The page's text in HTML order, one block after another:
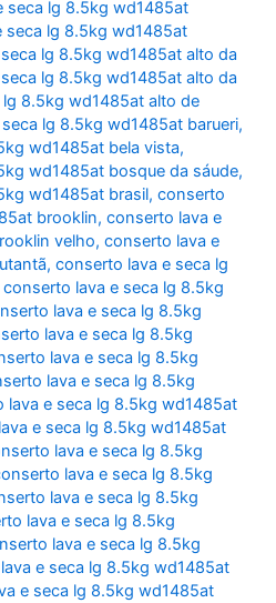
seca lg 8.5kg wd1485at
seca lg 8.5kg wd1485at
lg 8.5kg wd1485at alto da
lg 8.5kg wd1485at alto da
8.5kg wd1485at alto de
lg 8.5kg wd1485at barueri,
wd1485at bela vista,
wd1485at bosque da sáude,
wd1485at brasil,conserto
brooklin,conserto lava e
velho,conserto lava e
,conserto lava e seca lg
conserto lava e seca lg 8.5kg
lava e seca lg 8.5kg
lava e seca lg 8.5kg
lava e seca lg 8.5kg
lava e seca lg 8.5kg
lava e seca lg 8.5kg wd1485at
e seca lg 8.5kg wd1485at
lava e seca lg 8.5kg
lava e seca lg 8.5kg
lava e seca lg 8.5kg
lava e seca lg 8.5kg
lava e seca lg 8.5kg
e seca lg 8.5kg wd1485at
e seca lg 8.5kg wd1485at